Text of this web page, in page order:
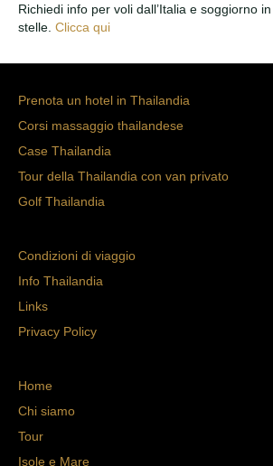
Richiedi info per voli dall’Italia e soggiorno
stelle. Clicca qui
Prenota un hotel in Thailandia
Corsi massaggio thailandese
Case Thailandia
Tour della Thailandia con van privato
Golf Thailandia
Condizioni di viaggio
Info Thailandia
Links
Privacy Policy
Home
Chi siamo
Tour
Isole e Mare